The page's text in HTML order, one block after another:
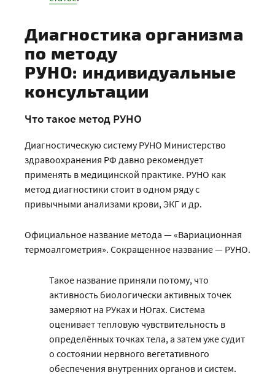
Диагностика организма
по методу
РУНО: индивидуальные
консультации
Что такое метод РУНО
Диагностическую систему РУНО Министерство
здравоохранения РФ давно рекомендует
применять в медицинской практике. РУНО как
метод диагностики стоит в одном ряду с
привычными анализами крови, ЭКГ и др.
Официальное название метода — «Вариационная
термоалгометрия». Сокращенное название — РУНО.
Такое название приняли потому, что
активность биологически активных точек
замеряют на РУках и НОгах. Система
оценивает тепловую чувствительность в
определённых точках тела, а затем уже судит
о состоянии нервного вегетативного
обеспечения внутренних органов и систем.